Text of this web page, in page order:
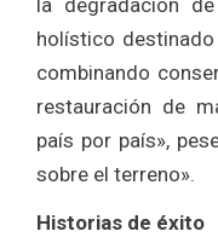
la degradación
holístico
combinando
restauración de
país por país»,
sobre el terreno».
Historias de éxito